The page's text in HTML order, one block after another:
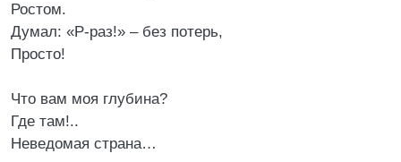
Ростом.
Думал: «Р-раз!» – без потерь,
Просто!
Что вам моя глубина?
Где там!..
Неведомая страна…